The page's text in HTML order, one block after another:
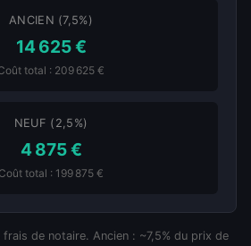
ANCIEN (7,5%)
14 625 €
total : 209 625 €
NEUF (2,5%)
4 875 €
Coût total : 199 875 €
de notaire. Ancien : ~7,5% du prix de